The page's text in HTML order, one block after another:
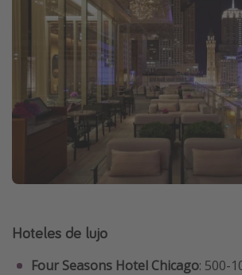
Hoteles de lujo
Four Seasons Hotel Chicago: 500-